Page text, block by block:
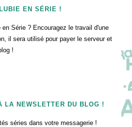
EN SÉRIE !
Série ? Encouragez le travail d'une
il sera utilisé pour payer le serveur et
!
LA NEWSLETTER DU BLOG !
séries dans votre messagerie !